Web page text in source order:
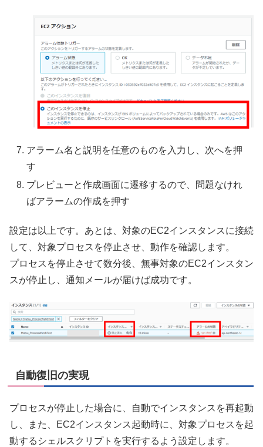
アラーム名と説明を任意のものを入力し、次へを押
す
プレビューと作成画面に遷移するので、問題なけれ
ばアラームの作成を押す
設定は以上です。あとは、対象のEC2インスタンスに接続
して、対象プロセスを停止させ、動作を確認します。
プロセスを停止させて数分後、無事対象のEC2インスタン
スが停止し、通知メールが届けば成功です。
自動復旧の実現
プロセスが停止した場合に、自動でインスタンスを再起動
し、また、EC2インスタンス起動時に、対象プロセスを起
動するシェルスクリプトを実行するよう設定します。